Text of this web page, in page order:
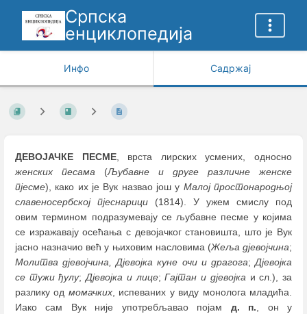
Српска
енциклопедија
Инфо Садржај
ДЕВОЈАЧКЕ ПЕСМЕ, врста лирских усмених, односно
женских
песама (Љубавне и друге различне женске
пјесме), како их је Вук назвао још у Малој простонародњој
славеносербској пјеснарици (1814). У ужем смислу под
овим термином подразумевају се љубавне песме у којима
се изражавају осећања с девојачког становишта, што је Вук
јасно назначио већ у њиховим насловима (Жеља дјевојчина;
Молитва дјевојчина, Дјевојка куне очи и драгога;Дјевојка
се тужи ђулу;Дјевојка и лице;Гајтан и дјевојкаи сл.), за
разлику од момачких, испеваних у виду монолога младића.
Иако сам Вук није употребљавао појам д. п., он у